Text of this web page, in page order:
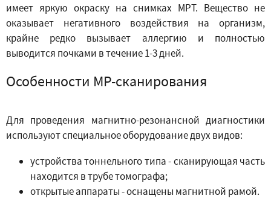
имеет яркую окраску на снимках МРТ. Вещество не
оказывает негативного воздействия на организм,
крайне редко вызывает аллергию и полностью
выводится почками в течение 1-3 дней.
Особенности МР-сканирования
Для проведения магнитно-резонансной диагностики
используют специальное оборудование двух видов:
устройства тоннельного типа - сканирующая часть
находится в трубе томографа;
открытые аппараты - оснащены магнитной рамой.